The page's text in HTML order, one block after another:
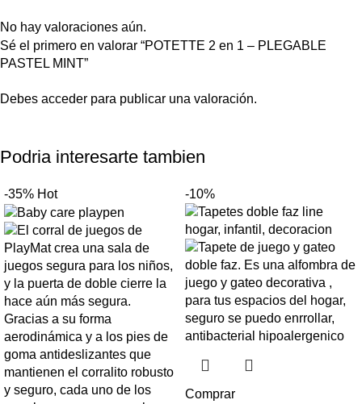
No hay valoraciones aún.
Sé el primero en valorar “POTETTE 2 en 1 – PLEGABLE
PASTEL MINT”
Debes acceder para publicar una valoración.
Podria interesarte tambien
-35% Hot -10%
Comprar